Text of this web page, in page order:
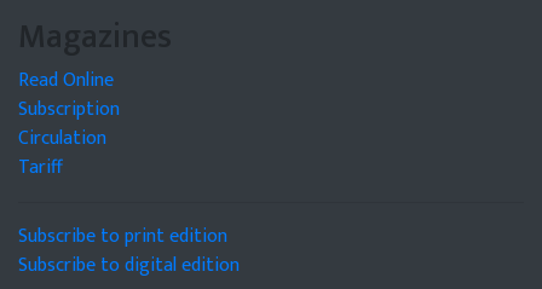
Magazines
Read Online
Subscription
Circulation
Tariff
Subscribe to print edition
Subscribe to digital edition